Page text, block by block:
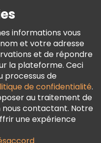
Légales
informations vous
et votre adresse
et de répondre
la plateforme. Ceci
processus de
de confidentialité.
au traitement de
nous contactant. Notre
une expérience